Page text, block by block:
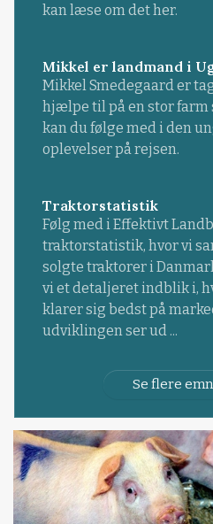
kan læse om det her.
Mikkel er landmand i
Mikkel Smedegaard er
hjælpe til på en stor farm
kan du følge med i den
oplevelser på rejsen.
Traktorstatistik
Følg med i Effektivt
traktorstatistik, hvor vi
solgte traktorer i
vi et detaljeret indblik i,
klarer sig bedst på
udviklingen ser ud ...
Se flere